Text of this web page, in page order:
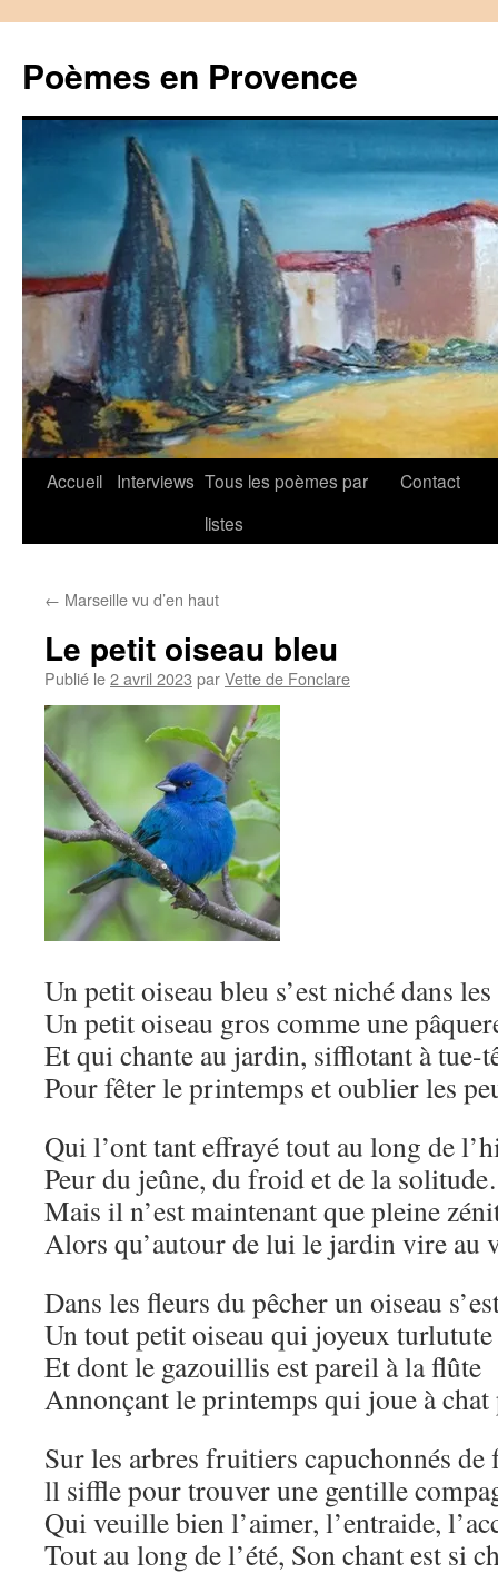
contenu
Poèmes en Provence
Accueil Interviews Tous les poèmes par
listes
Contact
← Marseille vu d’en haut
Le petit oiseau bleu
Publié le2 avril 2023 parVette de Fonclare
Un petit oiseau bleu s’est niché dans
Un petit oiseau gros comme une
Et qui chante au jardin, sifflotant à tue-
Pour fêter le printemps et oublier les
Qui l’ont tant effrayé tout au long de
Peur du jeûne, du froid et de la
Mais il n’est maintenant que pleine
Alors qu’autour de lui le jardin vire au
Dans les fleurs du pêcher un oiseau
Un tout petit oiseau qui joyeux turlutute
Et dont le gazouillis est pareil à la flûte
Annonçant le printemps qui joue à chat
Sur les arbres fruitiers capuchonnés de
ll siffle pour trouver une gentille
Qui veuille bien l’aimer, l’entraide,
Tout au long de l’été, Son chant est si